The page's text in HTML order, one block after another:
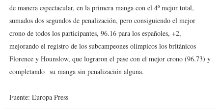
de manera espectacular, en la primera manga con el 4º mejor total,
sumados dos segundos de penalización, pero consiguiendo el mejor
crono de todos los participantes, 96.16 para los españoles, +2,
mejorando el registro de los subcampeones olímpicos los británicos
Florence y Hounslow, que lograron el pase con el mejor crono (96.73) y
completando su manga sin penalización alguna.
Fuente: Europa Press